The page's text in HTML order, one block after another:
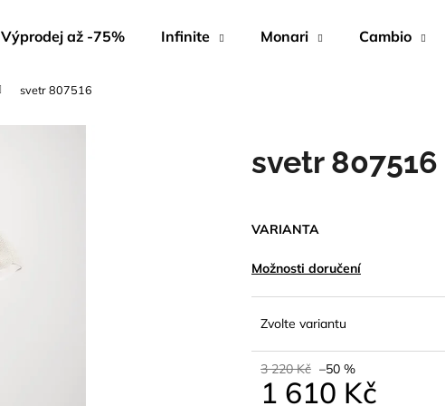
Výprodej až -75% Infinite Monari Cambio
svetr 807516
svetr 807516
VARIANTA
Možnosti doručení
Zvolte variantu
3 220 Kč –50 %
1 610 Kč
Co potřebujete najít?
HLEDAT